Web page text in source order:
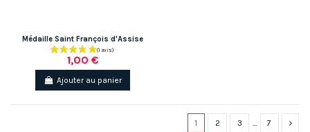
Médaille Saint François d'Assise
1,00 €
Ajouter au panier
1 2 3 … 7